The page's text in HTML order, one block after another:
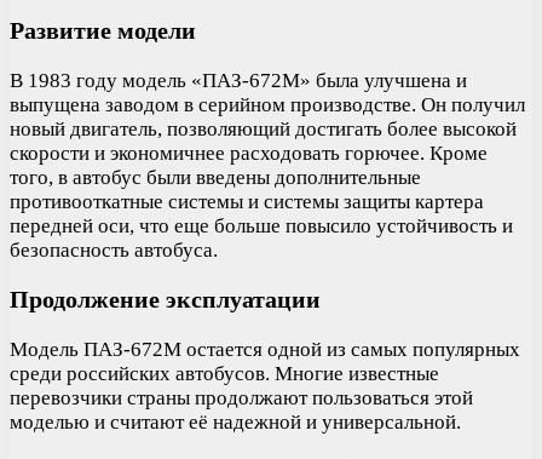
Развитие модели
В 1983 году модель «ПАЗ-672М» была улучшена и
выпущена заводом в серийном производстве. Он получил
новый двигатель, позволяющий достигать более высокой
скорости и экономичнее расходовать горючее. Кроме
того, в автобус были введены дополнительные
противооткатные системы и системы защиты картера
передней оси, что еще больше повысило устойчивость и
безопасность автобуса.
Продолжение эксплуатации
Модель ПАЗ-672М остается одной из самых популярных
среди российских автобусов. Многие известные
перевозчики страны продолжают пользоваться этой
моделью и считают её надежной и универсальной.